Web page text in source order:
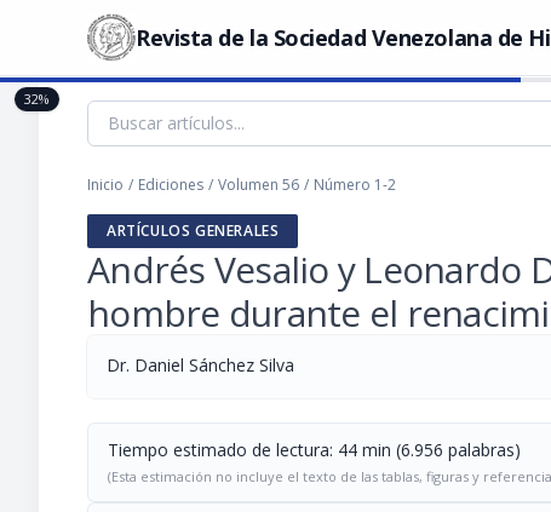
Revista de la Sociedad Venezolana de
Inicio / Ediciones / Volumen 56 / Número 1-2
ARTÍCULOS GENERALES
Andrés Vesalio y Leonardo
hombre durante el
Dr. Daniel Sánchez Silva
Tiempo estimado de lectura: 44 min (6.956 palabras)
(Esta estimación no incluye el texto de las tablas, figuras y
32%